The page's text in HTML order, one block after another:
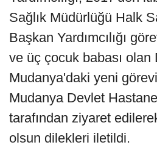
Sağlık Müdürlüğü Halk
Başkan Yardımcılığı
ve üç çocuk babası olan
Mudanya'daki yeni
Mudanya Devlet
tarafından ziyaret
olsun dilekleri iletildi.